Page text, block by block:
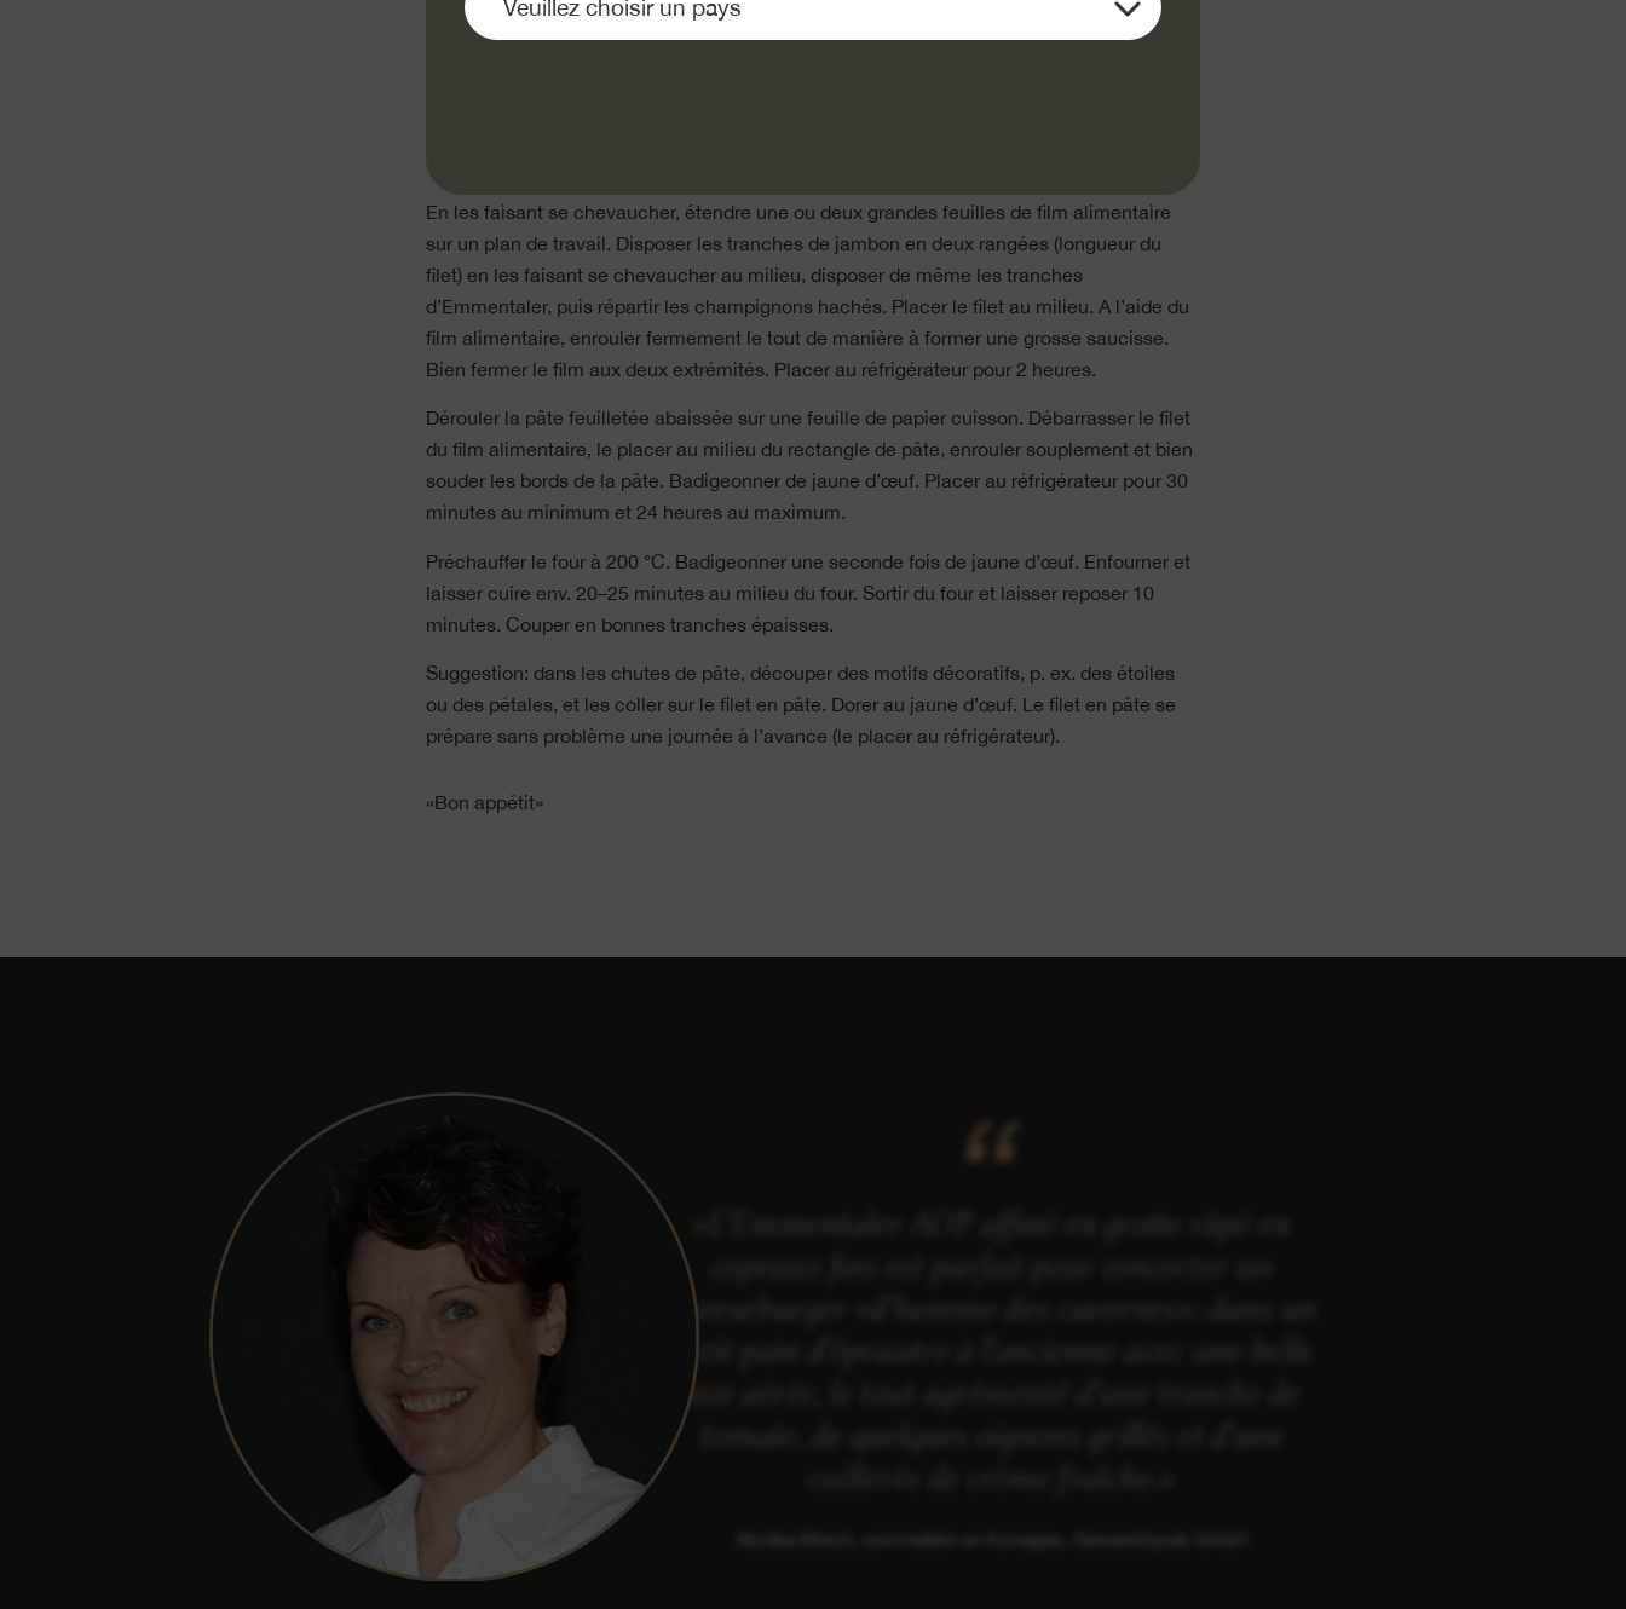
et laisser refroidir. Placer au réfrigérateur pour 20 minutes.
Verser le whisky et laisser réduire pendant 10 minutes. Laisser refroidir.
En les faisant se chevaucher, étendre une ou deux grandes feuilles de film alimentaire
sur un plan de travail. Disposer les tranches de jambon en deux rangées (longueur du
filet) en les faisant se chevaucher au milieu, disposer de même les tranches
d’Emmentaler, puis répartir les champignons hachés. Placer le filet au milieu. A l’aide du
film alimentaire, enrouler fermement le tout de manière à former une grosse saucisse.
Bien fermer le film aux deux extrémités. Placer au réfrigérateur pour 2 heures.
Dérouler la pâte feuilletée abaissée sur une feuille de papier cuisson. Débarrasser le filet
du film alimentaire, le placer au milieu du rectangle de pâte, enrouler souplement et bien
souder les bords de la pâte. Badigeonner de jaune d’œuf. Placer au réfrigérateur pour 30
minutes au minimum et 24 heures au maximum.
Préchauffer le four à 200 °C. Badigeonner une seconde fois de jaune d’œuf. Enfourner et
laisser cuire env. 20–25 minutes au milieu du four. Sortir du four et laisser reposer 10
minutes. Couper en bonnes tranches épaisses.
Suggestion: dans les chutes de pâte, découper des motifs décoratifs, p. ex. des étoiles
ou des pétales, et les coller sur le filet en pâte. Dorer au jaune d’œuf. Le filet en pâte se
prépare sans problème une journée à l’avance (le placer au réfrigérateur).
«Bon appétit»
cheeseburger «d’homme des cavernes»: dans un
petit pain d’épeautre à l’ancienne avec une belle
mie aérée, le tout agrémenté d’une tranche de